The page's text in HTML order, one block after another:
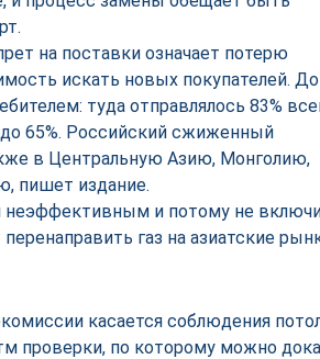
на поставки означает потерю
искать новых покупателей. До
туда отправлялось 83%
до 65%. Российский сжиженный
в Центральную Азию, Монголию,
пишет издание.
неэффективным и потому не
газ на азиатские
касается соблюдения
проверки, по которому можно